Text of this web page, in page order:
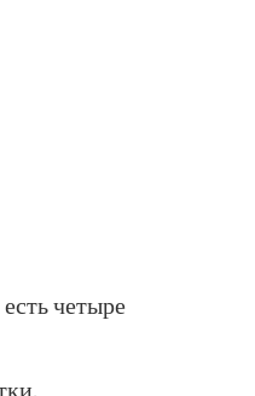
четыре